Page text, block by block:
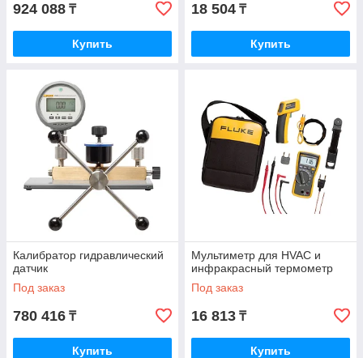
924 088 ₸
Купить
18 504 ₸
Купить
Калибратор гидравлический
датчик
Под заказ
780 416 ₸
Купить
Мультиметр для HVAC и
инфракрасный термометр
Под заказ
16 813 ₸
Купить